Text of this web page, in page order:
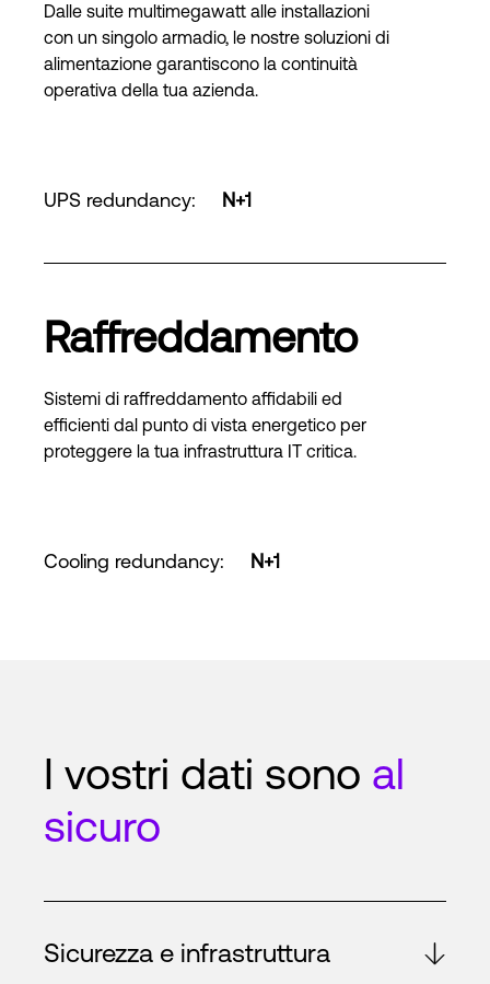
Dalle suite multimegawatt alle installazioni
con un singolo armadio, le nostre soluzioni di
alimentazione garantiscono la continuità
operativa della tua azienda.
UPS redundancy: N+1
Raffreddamento
Sistemi di raffreddamento affidabili ed
efficienti dal punto di vista energetico per
proteggere la tua infrastruttura IT critica.
Cooling redundancy: N+1
I vostri dati sono al
sicuro
Sicurezza e infrastruttura